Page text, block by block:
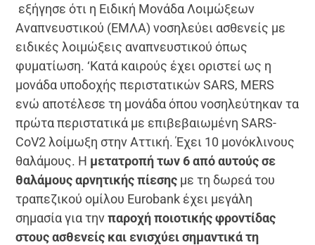
εξήγησε ότι η Ειδική Μονάδα Λοιμώξεων
Αναπνευστικού (ΕΜΛΑ) νοσηλεύει ασθενείς με
ειδικές λοιμώξεις αναπνευστικού όπως
φυματίωση. ‘Κατά καιρούς έχει οριστεί ως η
μονάδα υποδοχής περιστατικών SARS, MERS
ενώ αποτέλεσε τη μονάδα όπου νοσηλεύτηκαν τα
πρώτα περιστατικά με επιβεβαιωμένη SARS-
CoV2 λοίμωξη στην Αττική. Έχει 10 μονόκλινους
θαλάμους. Η μετατροπή των 6 από αυτούς σε
θαλάμους αρνητικής πίεσης με τη δωρεά του
τραπεζικού ομίλου Eurobank έχει μεγάλη
σημασία για τηνπαροχή ποιοτικής φροντίδας
στους ασθενείς και ενισχύει σημαντικά τη